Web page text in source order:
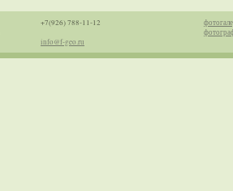
+7(926) 788-11-12
info@f-geo.ru